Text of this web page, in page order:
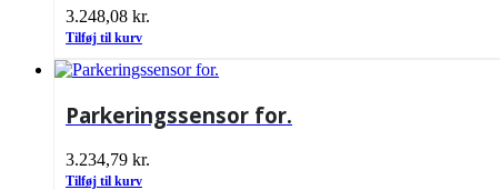
3.248,08 kr.
Tilføj til kurv
Parkeringssensor for.
3.234,79 kr.
Tilføj til kurv